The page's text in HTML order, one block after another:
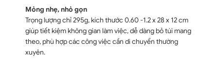
Mỏng nhẹ, nhỏ gọn
Trọng lượng chỉ 295g, kích thước 0.60 -1.2 x 28 x 12 cm
giúp tiết kiệm không gian làm việc, dễ dàng bỏ túi mang
theo, phù hợp các công việc cần di chuyển thường
xuyên.